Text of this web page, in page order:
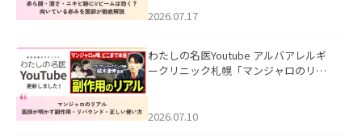
した。
2026.07.17
わたしの名医Youtube アルバアレルギ
ークリニック札幌「マンジャロのリア
た。
2026.07.10